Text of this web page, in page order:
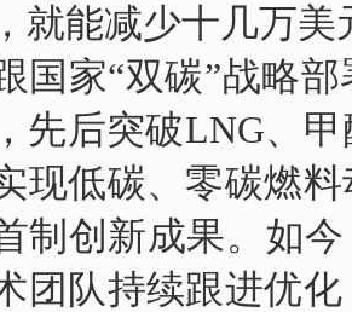
就能减少十几万
家“双碳”战略部
先后突破LNG、
现低碳、零碳燃
制创新成果。如
团队持续跟进优